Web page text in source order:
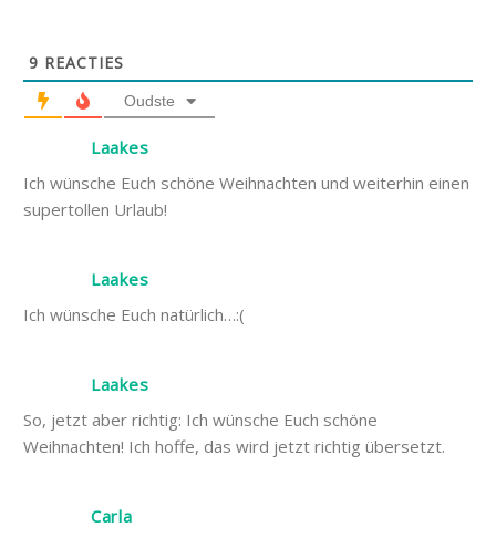
9 REACTIES
Oudste
Laakes
Ich wünsche Euch schöne Weihnachten und weiterhin einen
supertollen Urlaub!
Laakes
Ich wünsche Euch natürlich…:(
Laakes
So, jetzt aber richtig: Ich wünsche Euch schöne
Weihnachten! Ich hoffe, das wird jetzt richtig übersetzt.
Carla